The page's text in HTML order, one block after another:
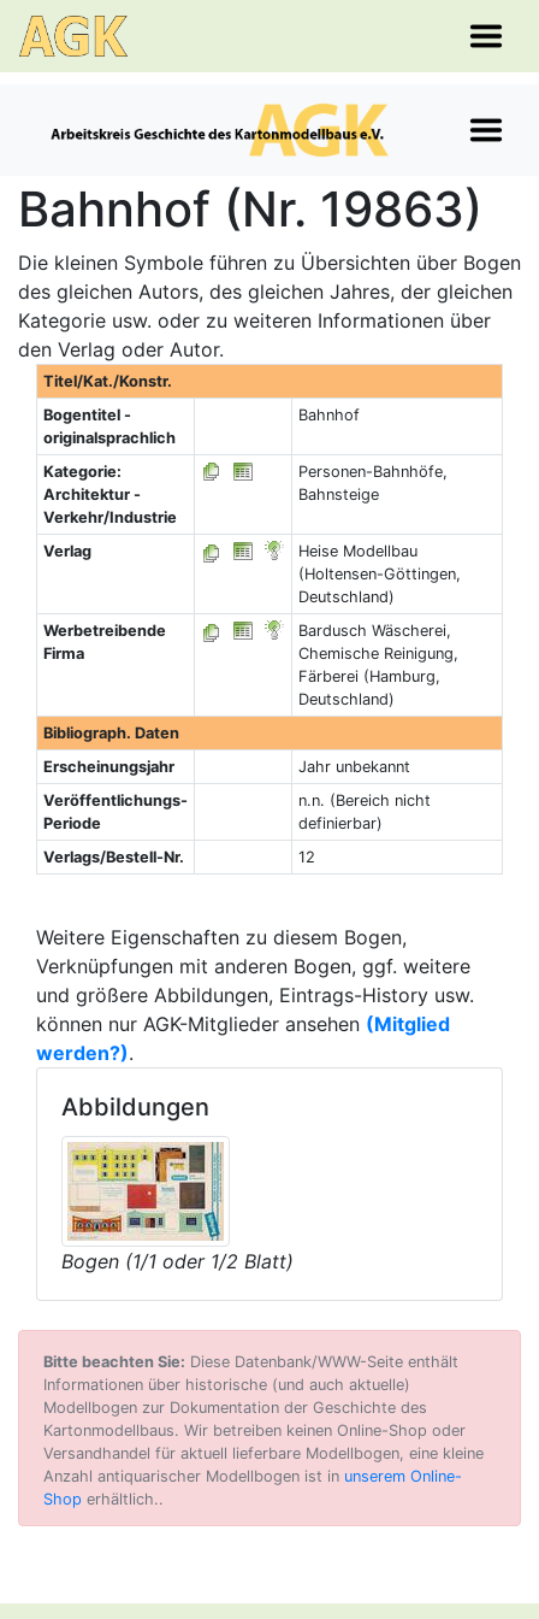
Bahnhof (Nr. 19863)
Die kleinen Symbole führen zu Übersichten über Bogen
des gleichen Autors, des gleichen Jahres, der gleichen
Kategorie usw. oder zu weiteren Informationen über
den Verlag oder Autor.
Titel/Kat./Konstr.
Bogentitel -
originalsprachlich
Bahnhof
Kategorie:
Architektur -
Verkehr/Industrie
Personen-Bahnhöfe,
Bahnsteige
Verlag
Heise Modellbau
(Holtensen-Göttingen,
Deutschland)
Werbetreibende
Firma
Bardusch Wäscherei,
Chemische Reinigung,
Färberei (Hamburg,
Deutschland)
Bibliograph. Daten
Erscheinungsjahr
Jahr unbekannt
Veröffentlichungs-
Periode
n.n. (Bereich nicht
definierbar)
Verlags/Bestell-Nr.
12
Weitere Eigenschaften zu diesem Bogen,
Verknüpfungen mit anderen Bogen, ggf. weitere
und größere Abbildungen, Eintrags-History usw.
können nur AGK-Mitglieder ansehen (Mitglied
werden?).
Abbildungen
Bogen (1/1 oder 1/2 Blatt)
Bitte beachten Sie: Diese Datenbank/WWW-Seite enthält
Informationen über historische (und auch aktuelle)
Modellbogen zur Dokumentation der Geschichte des
Kartonmodellbaus. Wir betreiben keinen Online-Shop oder
Versandhandel für aktuell lieferbare Modellbogen, eine kleine
Anzahl antiquarischer Modellbogen ist in unserem Online-
Shop erhältlich..